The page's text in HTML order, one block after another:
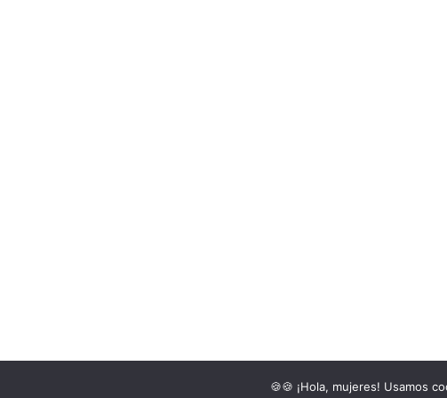
Asuntos de Mujeres 2016©🍪🍪 ¡Hola, mujeres! Usamos